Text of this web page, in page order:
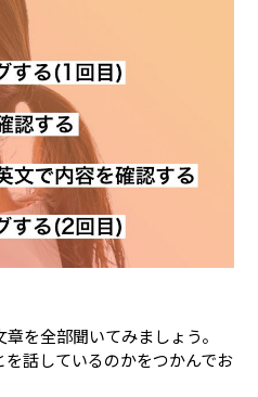
を全部聞いてみましょう。
話しているのかをつかんでお